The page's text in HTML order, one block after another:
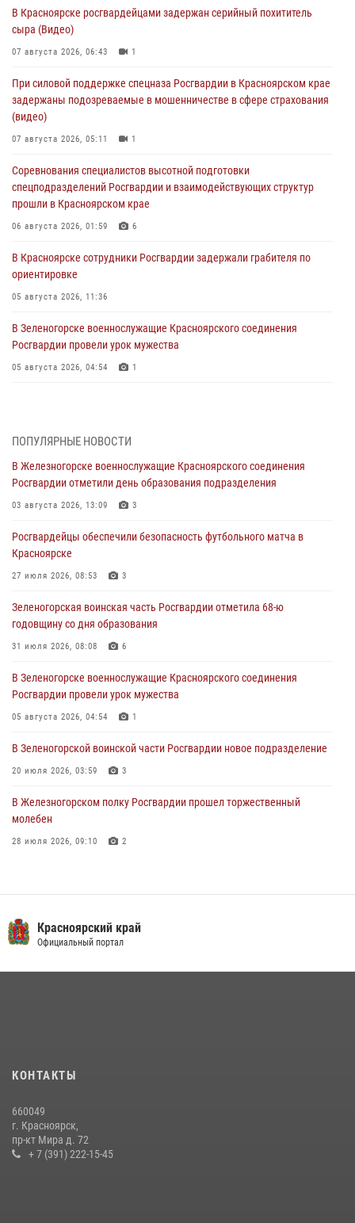
В Красноярске росгвардейцами задержан серийный похититель
сыра (Видео)
07 августа 2026, 06:43 1
При силовой поддержке спецназа Росгвардии в Красноярском крае
задержаны подозреваемые в мошенничестве в сфере страхования
(видео)
07 августа 2026, 05:11 1
Соревнования специалистов высотной подготовки
спецподразделений Росгвардии и взаимодействующих структур
прошли в Красноярском крае
06 августа 2026, 01:59 6
В Красноярске сотрудники Росгвардии задержали грабителя по
ориентировке
05 августа 2026, 11:36
В Зеленогорске военнослужащие Красноярского соединения
Росгвардии провели урок мужества
05 августа 2026, 04:54 1
05 августа 2026, 04:52 1
В Красноярске сотрудники вневедомственной охраны Росгвардии
задержали подозреваемого в серии краж из гипермаркета
04 августа 2026, 09:57
Сотрудники Росгвардии обеспечили общественный порядок во
время проведения экстремального заплыва в Дудинке
04 августа 2026, 08:36
В Красноярске сотрудники Росгвардии задержали подозреваемого
в серии краж из супермаркета
04 августа 2026, 06:50
Военнослужащие Красноярского соединения Росгвардии
познакомили отдыхающих детей с тонкостями РХБ защиты
03 августа 2026, 13:12 2
ПОПУЛЯРНЫЕ НОВОСТИ
В Железногорске военнослужащие Красноярского соединения
Росгвардии отметили день образования подразделения
03 августа 2026, 13:09 3
Росгвардейцы обеспечили безопасность футбольного матча в
Красноярске
27 июля 2026, 08:53 3
Зеленогорская воинская часть Росгвардии отметила 68-ю
годовщину со дня образования
31 июля 2026, 08:08 6
В Зеленогорске военнослужащие Красноярского соединения
Росгвардии провели урок мужества
05 августа 2026, 04:54 1
В Зеленогорской воинской части Росгвардии новое подразделение
20 июля 2026, 03:59 3
В Железногорском полку Росгвардии прошел торжественный
молебен
28 июля 2026, 09:10 2
10 июля 2026, 06:18 4
Военнослужащие Росгвардии железногорской воинской части
Росгвардии получили штатное вооружение
10 июля 2026, 06:21
празднования 70-летия города
21 июля 2026, 01:41
Красноярский край
Официальный портал
КОНТАКТЫ
660049
г. Красноярск,
пр-кт Мира д. 72
+ 7 (391) 222-15-45